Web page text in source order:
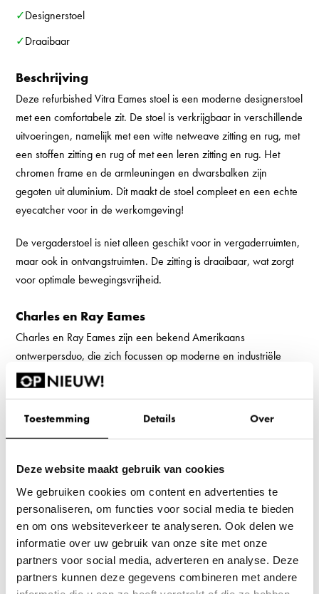
Toestemming Details Over
Deze website maakt gebruik van cookies
We gebruiken cookies om content en advertenties te
personaliseren, om functies voor social media te bieden
en om ons websiteverkeer te analyseren. Ook delen we
informatie over uw gebruik van onze site met onze
partners voor social media, adverteren en analyse. Deze
partners kunnen deze gegevens combineren met andere
✓Designerstoel
✓Draaibaar
Beschrijving
Deze refurbished Vitra Eames stoel is een moderne designerstoel
met een comfortabele zit. De stoel is verkrijgbaar in verschillende
uitvoeringen, namelijk met een witte netweave zitting en rug, met
een stoffen zitting en rug of met een leren zitting en rug. Het
chromen frame en de armleuningen en dwarsbalken zijn
gegoten uit aluminium. Dit maakt de stoel compleet en een echte
eyecatcher voor in de werkomgeving!
De vergaderstoel is niet alleen geschikt voor in vergaderruimten,
maar ook in ontvangstruimten. De zitting is draaibaar, wat zorgt
voor optimale bewegingsvrijheid.
Charles en Ray Eames
Charles en Ray Eames zijn een bekend Amerikaans
ontwerpersduo, die zich focussen op moderne en industriële
designs. De Vitra Eames 108 Netweave vergaderstoel is een
van de moderne designs van het duo.
Productconditie
Zo goed als nieuw
Dit product functioneert 100% en heeft lichte
gebruikerssporen.